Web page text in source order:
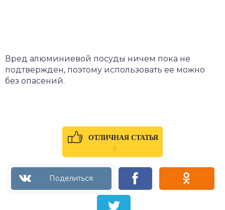
Вред алюминиевой посуды ничем пока не
подтвержден, поэтому использовать ее можно
без опасений.
ОТЛИЧНАЯ СТАТЬЯ
0